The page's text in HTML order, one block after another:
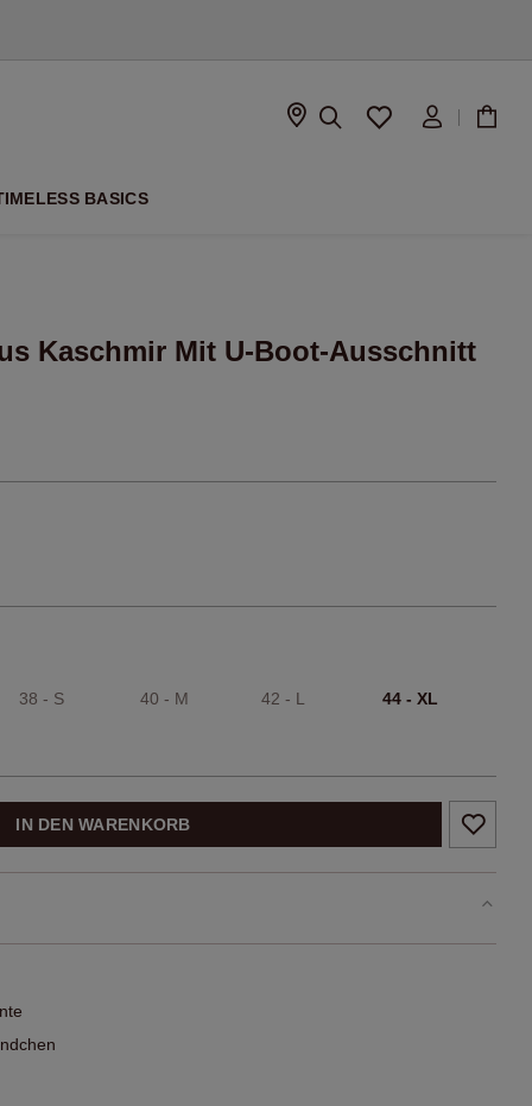
BASICS
Kaschmir Mit U-Boot-Ausschnitt
38 - S 40 - M 42 - L 44 - XL
IN DEN WARENKORB